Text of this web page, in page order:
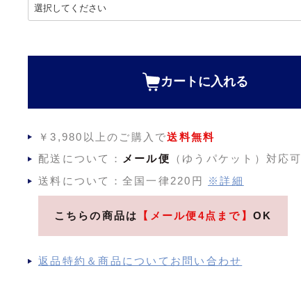
カートに入れる
￥3,980以上のご購入で送料無料
配送について： メール便
（ゆうパケット）対応可
送料について：全国一律220円
※詳細
こちらの商品は 【メール便4点まで】 OK
返品特約＆商品についてお問い合わせ